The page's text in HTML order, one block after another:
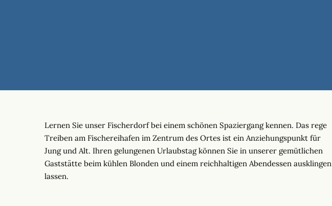
Lernen Sie unser Fischerdorf bei einem schönen Spaziergang kennen. Das rege
Treiben am Fischereihafen im Zentrum des Ortes ist ein Anziehungspunkt für
Jung und Alt. Ihren gelungenen Urlaubstag können Sie in unserer gemütlichen
Gaststätte beim kühlen Blonden und einem reichhaltigen Abendessen ausklingen
lassen.